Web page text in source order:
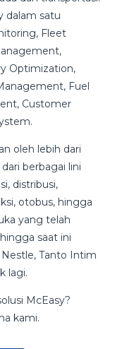
dalam satu
Fleet
Optimization,
Fuel
Customer
oleh lebih dari
berbagai lini
distribusi,
otobus, hingga
yang telah
saat ini
Tanto Intim
lagi.
McEasy?
kami.